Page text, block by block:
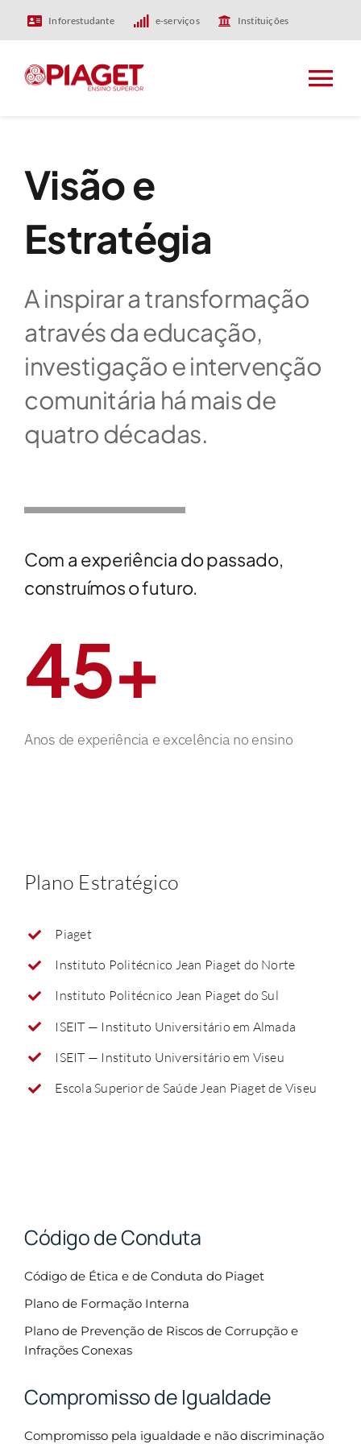
Inforestudante e-serviços Instituições
PIAGET
ENSINO
INVESTIGAÇÃO
INTERNACIONAL
COMUNIDADE ACADÉMICA
Pesquisar
Visão e
Estratégia
A inspirar a transformação
através da educação,
investigação e intervenção
comunitária há mais de
quatro décadas.
Com a experiência do passado,
construímos o futuro.
45+
Anos de experiência e excelência no ensino
Plano Estratégico
Piaget
Instituto Politécnico Jean Piaget do Norte
Instituto Politécnico Jean Piaget do Sul
ISEIT — Instituto Universitário em Almada
ISEIT — Instituto Universitário em Viseu
Escola Superior de Saúde Jean Piaget de Viseu
Código de Conduta
Código de Ética e de Conduta do Piaget
Plano de Formação Interna
Plano de Prevenção de Riscos de Corrupção e
Infrações Conexas
Compromisso de Igualdade
Compromisso pela igualdade e não discriminação